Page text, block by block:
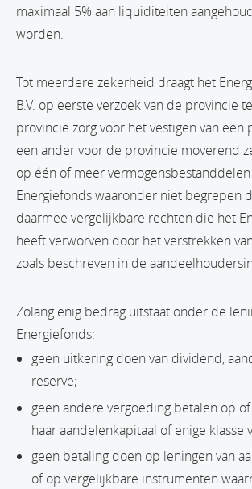
maximaal 5% aan liquiditeiten
worden.
Tot meerdere zekerheid draagt het
B.V. op eerste verzoek van de provincie
provincie zorg voor het vestigen van een
een ander voor de provincie moverend
op één of meer
Energiefonds waaronder niet begrepen
daarmee vergelijkbare rechten die het
heeft verworven door het verstrekken
zoals beschreven in de
Zolang enig bedrag uitstaat onder de
Energiefonds:
geen uitkering doen van dividend,
reserve;
geen andere vergoeding betalen op
haar aandelenkapitaal of enige klasse
geen betaling doen op leningen van
of op vergelijkbare instrumenten